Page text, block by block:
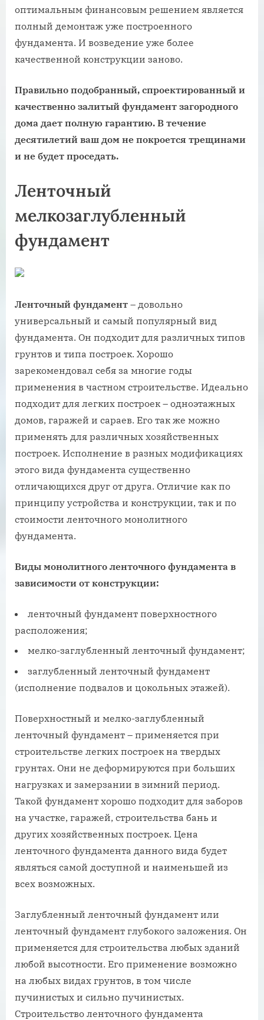
оптимальным финансовым решением является
полный демонтаж уже построенного
фундамента. И возведение уже более
качественной конструкции заново.
Правильно подобранный, спроектированный и
качественно залитый фундамент загородного
дома дает полную гарантию. В течение
десятилетий ваш дом не покроется трещинами
и не будет проседать.
Ленточный
мелкозаглубленный
фундамент
Ленточный фундамент – довольно
универсальный и самый популярный вид
фундамента. Он подходит для различных типов
грунтов и типа построек. Хорошо
зарекомендовал себя за многие годы
применения в частном строительстве. Идеально
подходит для легких построек – одноэтажных
домов, гаражей и сараев. Его так же можно
применять для различных хозяйственных
построек. Исполнение в разных модификациях
этого вида фундамента существенно
отличающихся друг от друга. Отличие как по
принципу устройства и конструкции, так и по
стоимости ленточного монолитного
фундамента.
Виды монолитного ленточного фундамента в
зависимости от конструкции:
ленточный фундамент поверхностного
расположения;
мелко-заглубленный ленточный фундамент;
заглубленный ленточный фундамент
(исполнение подвалов и цокольных этажей).
Поверхностный и мелко-заглубленный
ленточный фундамент – применяется при
строительстве легких построек на твердых
грунтах. Они не деформируются при больших
нагрузках и замерзании в зимний период.
Такой фундамент хорошо подходит для заборов
на участке, гаражей, строительства бань и
других хозяйственных построек. Цена
ленточного фундамента данного вида будет
являться самой доступной и наименьшей из
всех возможных.
Заглубленный ленточный фундамент или
ленточный фундамент глубокого заложения. Он
применяется для строительства любых зданий
любой высотности. Его применение возможно
на любых видах грунтов, в том числе
пучинистых и сильно пучинистых.
Строительство ленточного фундамента